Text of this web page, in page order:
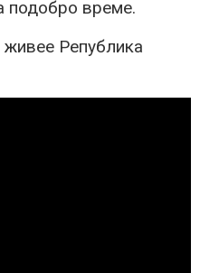
подобро време.
Република